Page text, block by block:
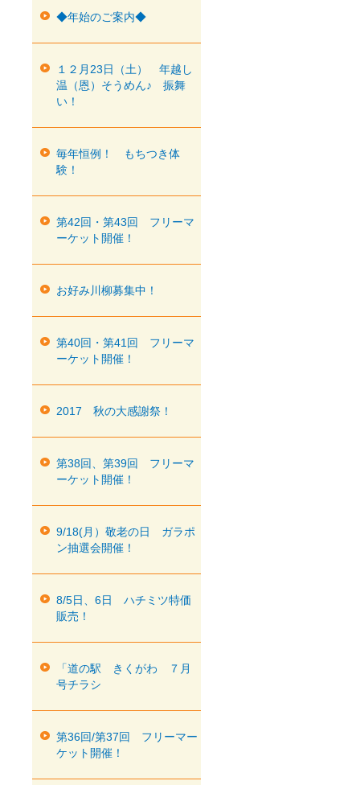
◆年始のご案内◆
１２月23日（土） 年越し
温（恩）そうめん♪ 振舞
い！
毎年恒例！ もちつき体
験！
第42回・第43回 フリーマ
ーケット開催！
お好み川柳募集中！
第40回・第41回 フリーマ
ーケット開催！
2017 秋の大感謝祭！
第38回、第39回 フリーマ
ーケット開催！
9/18(月）敬老の日 ガラポ
ン抽選会開催！
8/5日、6日 ハチミツ特価
販売！
「道の駅 きくがわ ７月
号チラシ
第36回/第37回 フリーマー
ケット開催！